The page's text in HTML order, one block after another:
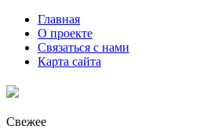
Главная
О проекте
Связаться с нами
Карта сайта
Свежее